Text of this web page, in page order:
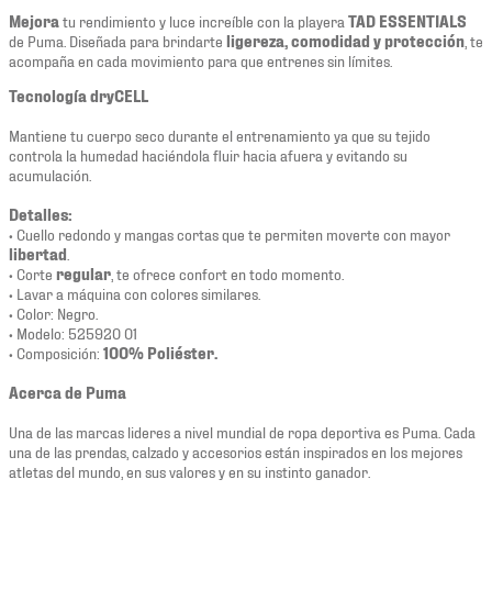
Mejora tu rendimiento y luce increíble con la playera TAD ESSENTIALS
de Puma. Diseñada para brindarte ligereza, comodidad y protección , te
acompaña en cada movimiento para que entrenes sin límites.
Tecnología dryCELL
Mantiene tu cuerpo seco durante el entrenamiento ya que su tejido
controla la humedad haciéndola fluir hacia afuera y evitando su
acumulación.
Detalles:
• Cuello redondo y mangas cortas que te permiten moverte con mayor
libertad
• Corte regular , te ofrece confort en todo momento.
• Lavar a máquina con colores similares.
• Color: Negro.
• Modelo: 525920 01
• Composición: 100% Poliéster.
Acerca de Puma
Una de las marcas lideres a nivel mundial de ropa deportiva es Puma. Cada
una de las prendas, calzado y accesorios están inspirados en los mejores
atletas del mundo, en sus valores y en su instinto ganador.